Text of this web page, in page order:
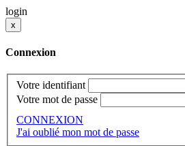
login
x
Connexion
Votre identifiant
Votre mot de passe
CONNEXION
J'ai oublié mon mot de passe